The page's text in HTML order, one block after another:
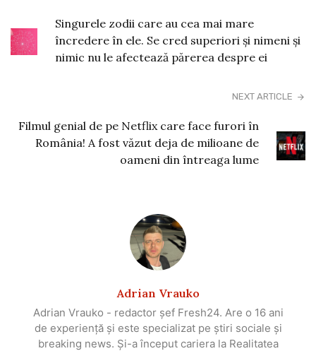
Singurele zodii care au cea mai mare
încredere în ele. Se cred superiori și nimeni și
nimic nu le afectează părerea despre ei
NEXT ARTICLE
Filmul genial de pe Netflix care face furori în
România! A fost văzut deja de milioane de
oameni din întreaga lume
Adrian Vrauko
Adrian Vrauko - redactor șef Fresh24. Are o 16 ani
de experiență și este specializat pe știri sociale și
breaking news. Și-a început cariera la Realitatea